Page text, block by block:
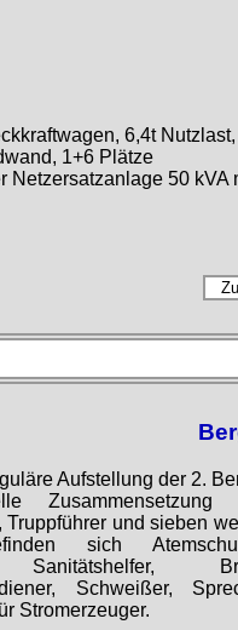
6,4t
1+6 Plätze
Netzersatzanlage 50 kVA
Aufstellung der 2.
Truppführer und sieben
sich
Sanitätshelfer,
Schweißer,
Stromerzeuger.